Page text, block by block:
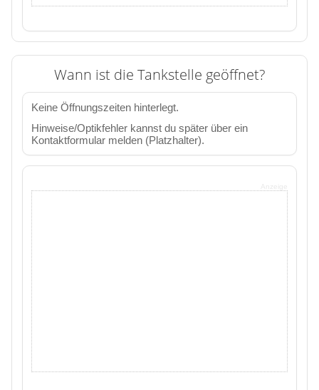
Wann ist die Tankstelle geöffnet?
Keine Öffnungszeiten hinterlegt.
Hinweise/Optikfehler kannst du später über ein
Kontaktformular melden (Platzhalter).